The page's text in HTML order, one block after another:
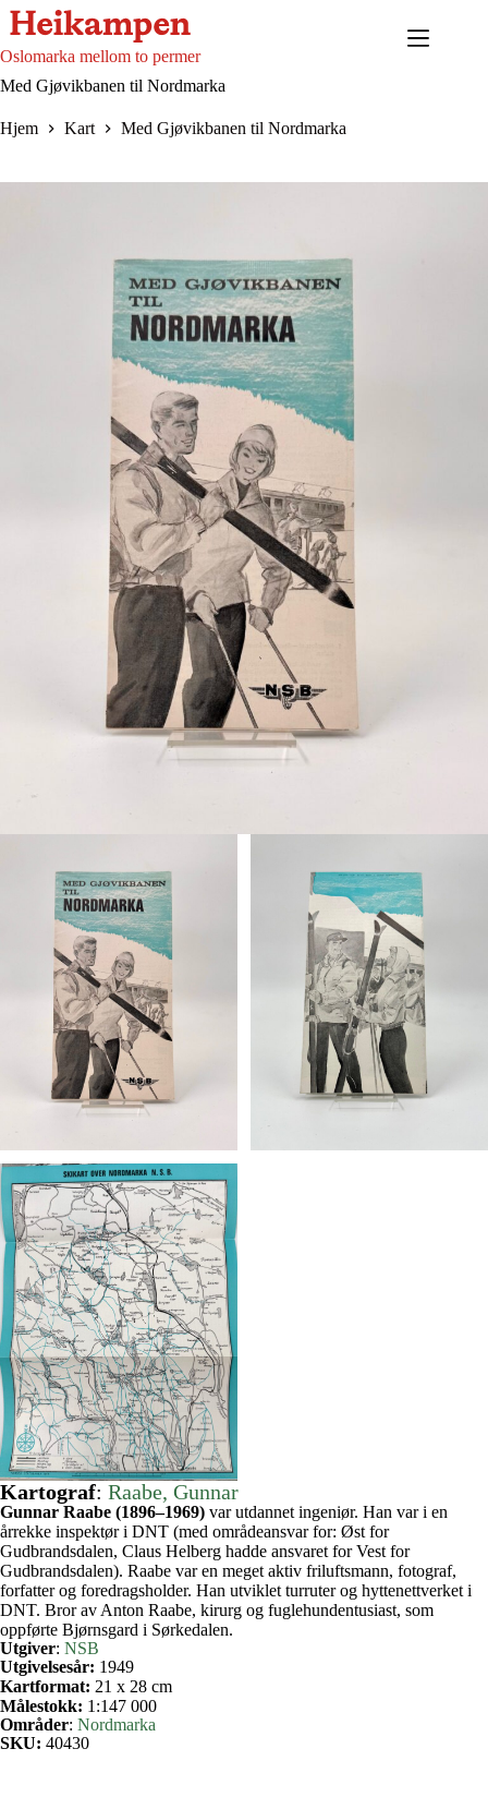
Hopp
til
innholdet
Oslomarka mellom to permer
Med Gjøvikbanen til Nordmarka
Hjem Kart Med Gjøvikbanen til Nordmarka
Kartograf: Raabe, Gunnar
Gunnar Raabe (1896–1969) var utdannet ingeniør. Han var i en
årrekke inspektør i DNT (med områdeansvar for: Øst for
Gudbrandsdalen, Claus Helberg hadde ansvaret for Vest for
Gudbrandsdalen). Raabe var en meget aktiv friluftsmann, fotograf,
forfatter og foredragsholder. Han utviklet turruter og hyttenettverket i
DNT. Bror av Anton Raabe, kirurg og fuglehundentusiast, som
oppførte Bjørnsgard i Sørkedalen.
Utgiver: NSB
Utgivelsesår: 1949
Kartformat: 21 x 28 cm
Målestokk: 1:147 000
Områder: Nordmarka
SKU: 40430